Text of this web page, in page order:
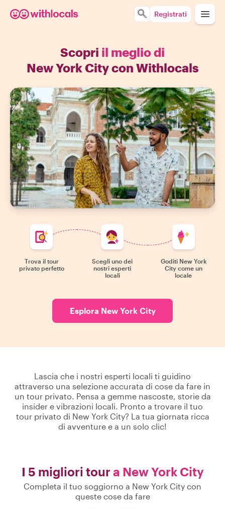
Registrati
Scopri il meglio di
New York City con Withlocals
Trova il tour
privato perfetto
Scegli uno dei
nostri esperti
locali
Goditi New York
City come un
locale
Esplora New York City
Lascia che i nostri esperti locali ti guidino
attraverso una selezione accurata di cose da fare in
un tour privato. Pensa a gemme nascoste, storie da
insider e vibrazioni locali. Pronto a trovare il tuo
tour privato di New York City? La tua giornata ricca
di avventure e a un solo clic!
I 5 migliori tour a New York City
Completa il tuo soggiorno a New York City con
queste cose da fare